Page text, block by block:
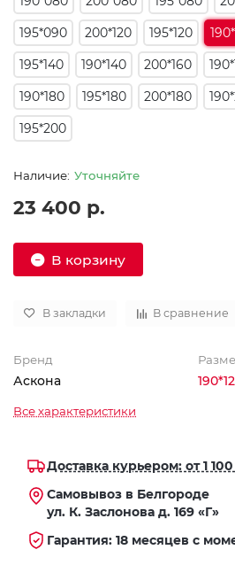
195*090
200*120 195*120
195*140
190*140 200*160
190*180
195*180 200*180
195*200
Уточняйте
23 400 р.
В корзину
В закладки В сравнение
Бренд
Аскона
Все характеристики
Доставка курьером: от 1
Самовывоз в Белгороде
ул. К. Заслонова д. 169 «Г»
Гарантия: 18 месяцев с